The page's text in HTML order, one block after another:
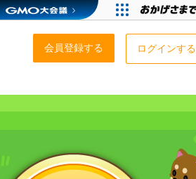
会員登録する ログインする